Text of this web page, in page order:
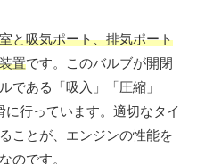
と吸気ポート、排気ポート
置です。このバルブが開閉
である「吸入」「圧縮」
に行っています。適切なタイ
ことが、エンジンの性能を
のです。